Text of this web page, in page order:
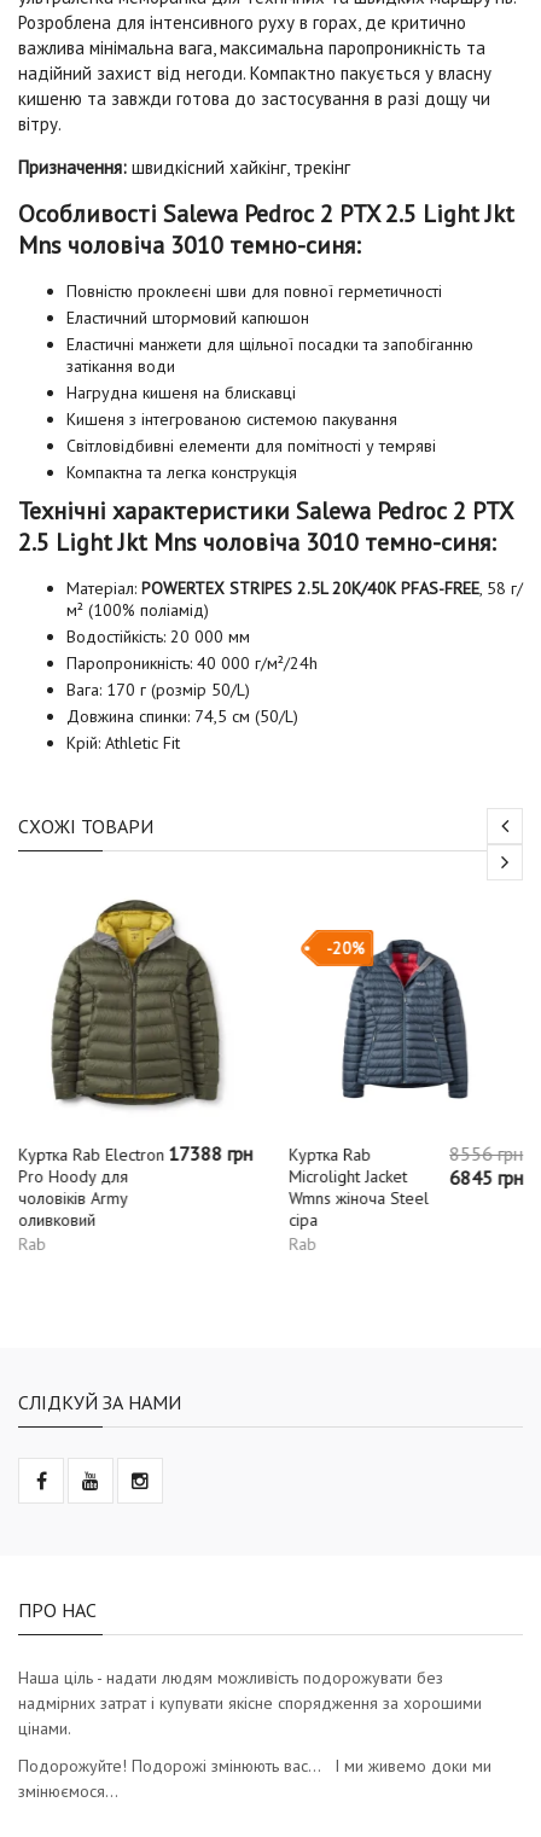
Розроблена для інтенсивного руху в горах, де критично
важлива мінімальна вага, максимальна паропроникність та
надійний захист від негоди. Компактно пакується у власну
кишеню та завжди готова до застосування в разі дощу чи
вітру.
Призначення: швидкісний хайкінг, трекінг
Особливості Salewa Pedroc 2 PTX 2.5 Light Jkt
Mns чоловіча 3010 темно-синя:
Повністю проклеєні шви для повної герметичності
Еластичний штормовий капюшон
Еластичні манжети для щільної посадки та запобіганню
затікання води
Нагрудна кишеня на блискавці
Кишеня з інтегрованою системою пакування
Світловідбивні елементи для помітності у темряві
Компактна та легка конструкція
Технічні характеристики Salewa Pedroc 2 PTX
2.5 Light Jkt Mns чоловіча 3010 темно-синя:
Матеріал: POWERTEX STRIPES 2.5L 20K/40K PFAS-FREE, 58 г/
м² (100% поліамід)
Водостійкість: 20 000 мм
Паропроникність: 40 000 г/м²/24h
Вага: 170 г (розмір 50/L)
Довжина спинки: 74,5 см (50/L)
Крій: Athletic Fit
СХОЖІ ТОВАРИ
Куртка Rab Electron
Pro Hoody для
чоловіків Army
оливковий
Rab
17388 грн
-20%
Куртка Rab
Microlight Jacket
Wmns жіноча Steel
сіра
Rab
8556 грн
6845 грн
СЛІДКУЙ ЗА НАМИ
ПРО НАС
Наша ціль - надати людям можливість подорожувати без
надмірних затрат і купувати якісне спорядження за хорошими
цінами.
Подорожуйте! Подорожі змінюють вас… І ми живемо доки ми
змінюємося…